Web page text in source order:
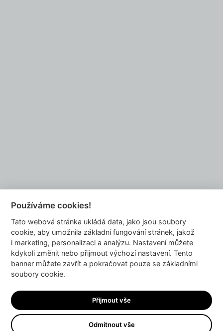
info@dyzajnmarket.com
Mujmarket s.r.o.
Buzulucká 569/10
160 00 Praha 6
DIČ CZ04980913
Používáme cookies!
Tato webová stránka ukládá data, jako jsou soubory
cookie, aby umožnila základní fungování stránek, jakož
i marketing, personalizaci a analýzu. Nastavení můžete
kdykoli změnit nebo přijmout výchozí nastavení. Tento
banner můžete zavřít a pokračovat pouze se základními
soubory cookie.
Přijmout vše
Odmítnout vše